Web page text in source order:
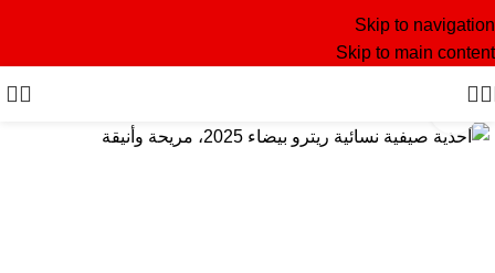
Skip to navigation
Skip to main content